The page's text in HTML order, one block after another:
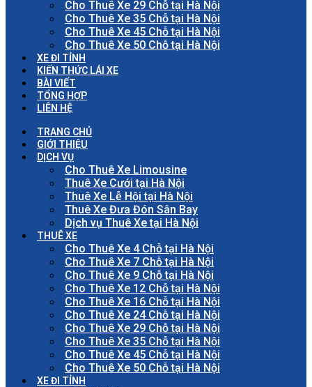
Cho Thuê Xe 29 Chỗ tại Hà Nội
Cho Thuê Xe 35 Chỗ tại Hà Nội
Cho Thuê Xe 45 Chỗ tại Hà Nội
Cho Thuê Xe 50 Chỗ tại Hà Nội
XE ĐI TỈNH
KIẾN THỨC LÁI XE
BÀI VIẾT
TỔNG HỢP
LIÊN HỆ
TRANG CHỦ
GIỚI THIỆU
DỊCH VỤ
Cho Thuê Xe Limousine
Thuê Xe Cưới tại Hà Nội
Thuê Xe Lễ Hội tại Hà Nội
Thuê Xe Đưa Đón Sân Bay
Dịch vụ Thuê Xe tại Hà Nội
THUÊ XE
Cho Thuê Xe 4 Chỗ tại Hà Nội
Cho Thuê Xe 7 Chỗ tại Hà Nội
Cho Thuê Xe 9 Chỗ tại Hà Nội
Cho Thuê Xe 12 Chỗ tại Hà Nội
Cho Thuê Xe 16 Chỗ tại Hà Nội
Cho Thuê Xe 24 Chỗ tại Hà Nội
Cho Thuê Xe 29 Chỗ tại Hà Nội
Cho Thuê Xe 35 Chỗ tại Hà Nội
Cho Thuê Xe 45 Chỗ tại Hà Nội
Cho Thuê Xe 50 Chỗ tại Hà Nội
XE ĐI TỈNH